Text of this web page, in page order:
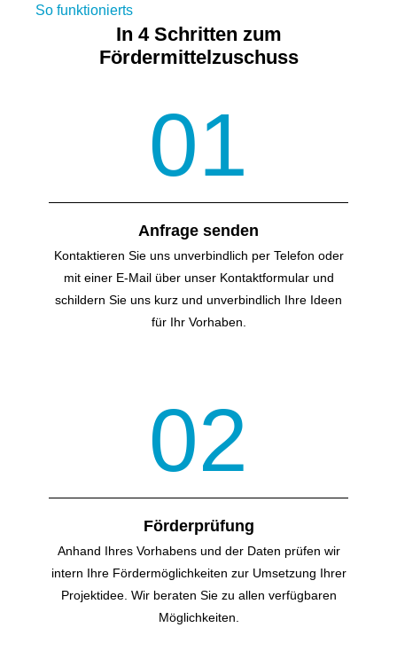
So funktionierts
In 4 Schritten zum
Fördermittelzuschuss
01
Anfrage senden
Kontaktieren Sie uns unverbindlich per Telefon oder
mit einer E-Mail über unser Kontakt­formular und
schildern Sie uns kurz und unverbindlich Ihre Ideen
für Ihr Vorhaben.
02
Förderprüfung
Anhand Ihres Vorhabens und der Daten prüfen wir
intern Ihre Förder­möglichkeiten zur Umsetzung Ihrer
Projektidee. Wir beraten Sie zu allen verfügbaren
Möglichkeiten.